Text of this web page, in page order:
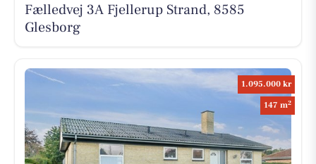
Fælledvej 3A Fjellerup Strand, 8585
Glesborg
1.095.000 kr
147 m2